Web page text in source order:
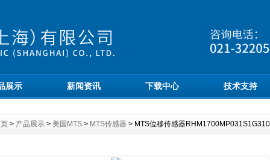
展示 新闻资讯 下载中心 技术支持
> 产品展示 > 美国MTS > MTS传感器 > MTS位移传感器